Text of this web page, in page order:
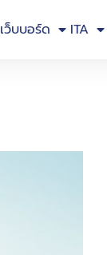
เว็บบอร์ด ITA